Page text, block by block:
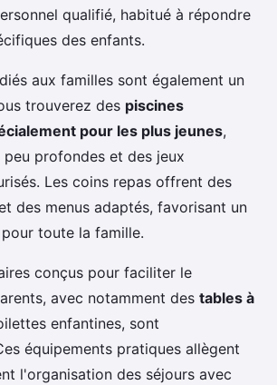
qualifié, habitué à répondre
des enfants.
aux familles sont également un
trouverez des piscines
pour les plus jeunes,
profondes et des jeux
Les coins repas offrent des
des menus adaptés, favorisant un
toute la famille.
conçus pour faciliter le
avec notamment des tables à
enfantines, sont
équipements pratiques allègent
l'organisation des séjours avec